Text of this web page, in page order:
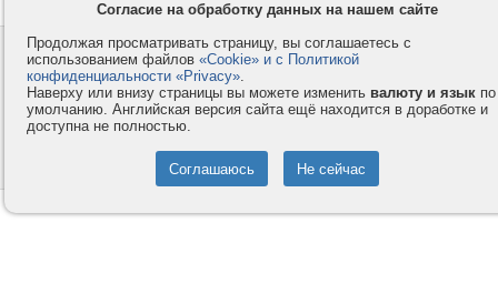
Контакты
Компания
Privacy и Cookie
Услуги
Как оплатить
Помощь
© 2008-2026
- Все права защищены.
Согласие на обработку данных на нашем сайте
Продолжая просматривать страницу, вы соглашаетесь с
использованием файлов «Cookie» и с Политикой
конфиденциальности «Privacy».
Наверху или внизу страницы вы можете изменить валюту и язык по
умолчанию. Английская версия сайта ещё находится в доработке и
доступна не полностью.